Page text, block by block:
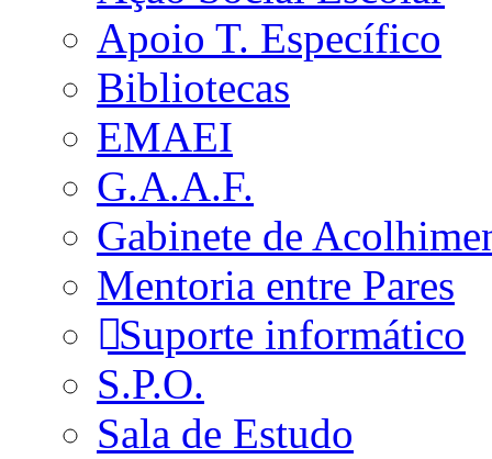
Apoio T. Específico
Bibliotecas
EMAEI
G.A.A.F.
Gabinete de
Mentoria entre Pares
Suporte informático
S.P.O.
Sala de Estudo